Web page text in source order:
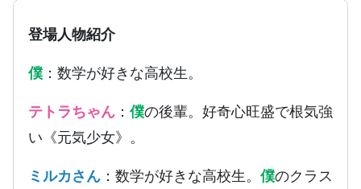
登場人物紹介
僕 ：数学が好きな高校生。
テトラちゃん ： 僕の後輩。好奇心旺盛で根気強
い《元気少女》。
ミルカさん ：数学が好きな高校生。 僕のクラス